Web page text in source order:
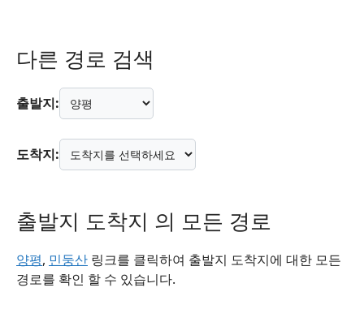
다른 경로 검색
출발지:
도착지:
출발지 도착지 의 모든 경로
양평, 민둥산 링크를 클릭하여 출발지 도착지에 대한 모든
경로를 확인 할 수 있습니다.